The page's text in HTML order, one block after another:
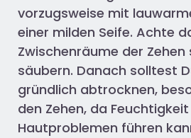
vorzugsweise mit
einer milden Seife. Achte
Zwischenräume der
säubern. Danach solltest
gründlich abtrocknen,
den Zehen, da
Hautproblemen führen